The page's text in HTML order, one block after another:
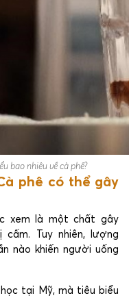
bao nhiêu về cà phê?
phê có thể gây
xem là một chất gây
Tuy nhiên, lượng
nào khiến người uống
tại Mỹ, mà tiêu biểu